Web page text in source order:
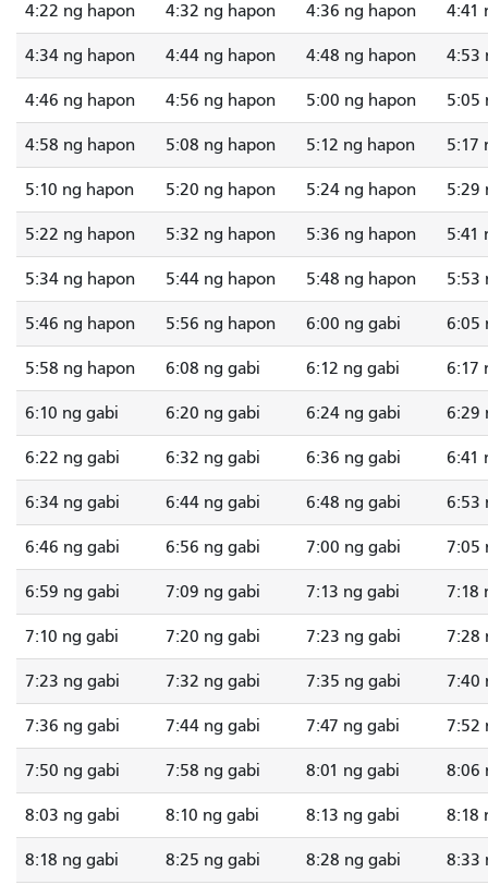
4:22 ng hapon 4:32 ng hapon 4:36 ng hapon 4:41
4:34 ng hapon 4:44 ng hapon 4:48 ng hapon 4:53
4:46 ng hapon 4:56 ng hapon 5:00 ng hapon 5:05
4:58 ng hapon 5:08 ng hapon 5:12 ng hapon 5:17
5:10 ng hapon 5:20 ng hapon 5:24 ng hapon 5:29
5:22 ng hapon 5:32 ng hapon 5:36 ng hapon 5:41
5:34 ng hapon 5:44 ng hapon 5:48 ng hapon 5:53
5:46 ng hapon 5:56 ng hapon 6:00 ng gabi 6:05
5:58 ng hapon 6:08 ng gabi 6:12 ng gabi 6:17
6:10 ng gabi 6:20 ng gabi 6:24 ng gabi 6:29
6:22 ng gabi 6:32 ng gabi 6:36 ng gabi 6:41
6:34 ng gabi 6:44 ng gabi 6:48 ng gabi 6:53
6:46 ng gabi 6:56 ng gabi 7:00 ng gabi 7:05
6:59 ng gabi 7:09 ng gabi 7:13 ng gabi 7:18
7:10 ng gabi 7:20 ng gabi 7:23 ng gabi 7:28
7:23 ng gabi 7:32 ng gabi 7:35 ng gabi 7:40
7:36 ng gabi 7:44 ng gabi 7:47 ng gabi 7:52
7:50 ng gabi 7:58 ng gabi 8:01 ng gabi 8:06
8:03 ng gabi 8:10 ng gabi 8:13 ng gabi 8:18
8:18 ng gabi 8:25 ng gabi 8:28 ng gabi 8:33